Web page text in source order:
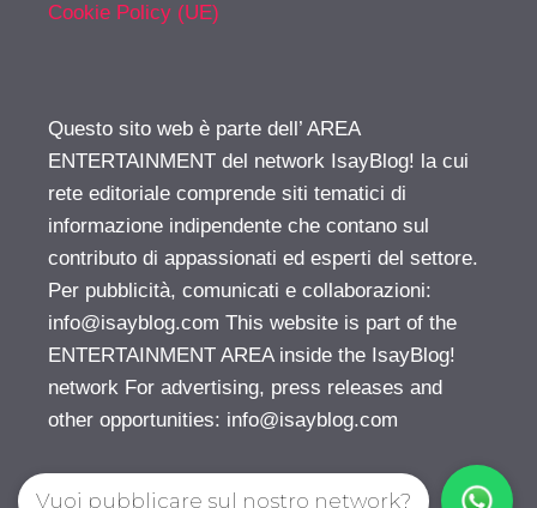
Cookie Policy (UE)
Questo sito web è parte dell’ AREA
ENTERTAINMENT del network IsayBlog! la cui
rete editoriale comprende siti tematici di
informazione indipendente che contano sul
contributo di appassionati ed esperti del settore.
Per pubblicità, comunicati e collaborazioni:
info@isayblog.com This website is part of the
ENTERTAINMENT AREA inside the IsayBlog!
network For advertising, press releases and
other opportunities: info@isayblog.com
Vuoi pubblicare sul nostro network?